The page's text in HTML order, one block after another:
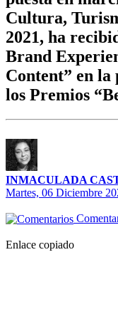
Cultura,
2021, ha
Brand
Content” en
los Premios
INMACULADA
Martes, 06 Diciembre
Enlace copiado